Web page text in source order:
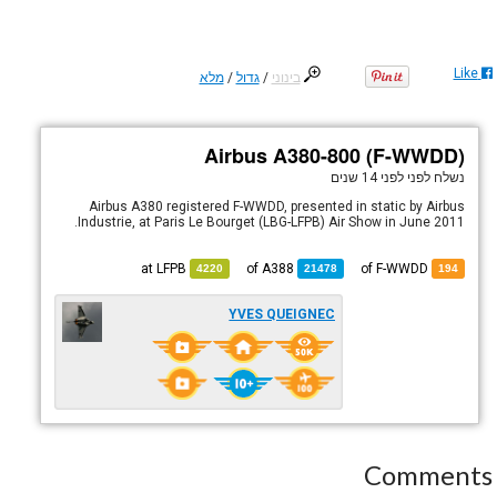
בינוני /גדול /מלא Like
Airbus A380-800 (F-WWDD)
נשלח לפנילפני 14 שנים
Airbus A380 registered F-WWDD, presented in static by Airbus
Industrie, at Paris Le Bourget (LBG-LFPB) Air Show in June 2011.
194
21478
A388
4220
LFPB
YVES QUEIGNEC
Comments